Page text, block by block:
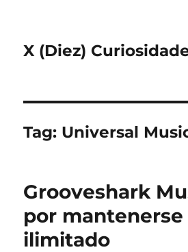
X (Diez)
Tag: Universal
Grooveshark
por
ilimitado